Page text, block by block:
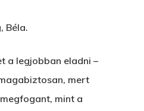
Béla.
a legjobban eladni –
mert
mint a